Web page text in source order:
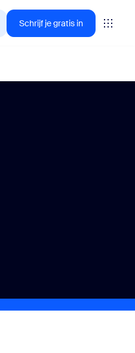
Schrijf je gratis in